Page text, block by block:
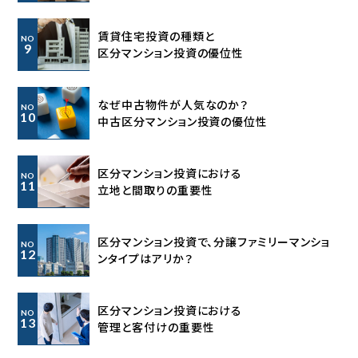
NO
9
賃貸住宅投資の種類と
区分マンション投資の優位性
NO
10
なぜ中古物件が人気なのか？
中古区分マンション投資の優位性
NO
11
区分マンション投資における
立地と間取りの重要性
NO
12
区分マンション投資で、分譲ファミリーマンショ
ンタイプはアリか？
NO
13
区分マンション投資における
管理と客付けの重要性